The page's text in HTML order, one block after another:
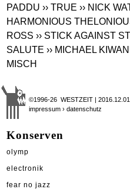
PADDU ›› TRUE ›› NICK
HARMONIOUS
ROSS ›› STICK AGAINST
SALUTE ›› MICHAEL
MISCH
©1996-26 WESTZEIT |
impressum › datenschutz
Konserven
olymp
electronik
fear no jazz